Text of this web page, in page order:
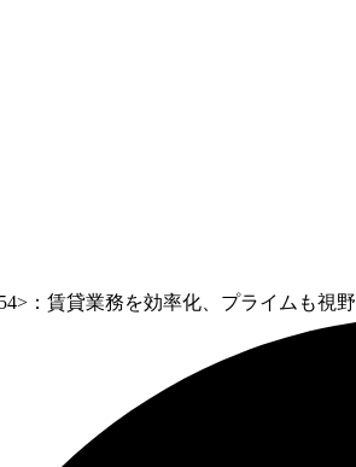
：賃貸業務を効率化、プライムも視野